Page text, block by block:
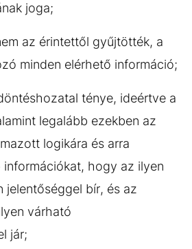
joga;
az érintettől gyűjtötték, a
minden elérhető információ;
ténye, ideértve a
legalább ezekben az
logikára és arra
hogy az ilyen
jelentőséggel bír, és az
várható
jár;